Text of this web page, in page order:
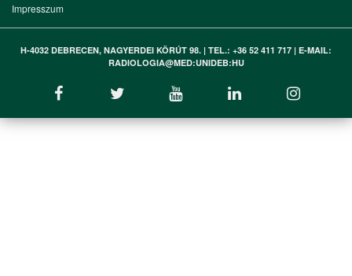
Impresszum
H-4032 DEBRECEN, NAGYERDEI KÖRÚT 98. | TEL.: +36 52 411 717 | E-MAIL:
RADIOLOGIA@MED:UNIDEB:HU